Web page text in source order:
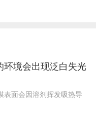
环境会出现泛白失光
表面会因溶剂挥发吸热导